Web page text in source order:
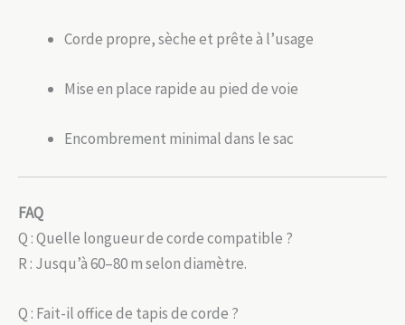
Corde propre, sèche et prête à l’usage
Mise en place rapide au pied de voie
Encombrement minimal dans le sac
FAQ
Q : Quelle longueur de corde compatible ?
R : Jusqu’à 60–80 m selon diamètre.
Q : Fait-il office de tapis de corde ?